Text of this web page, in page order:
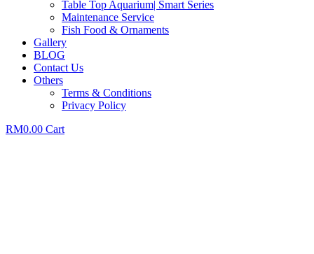
Table Top Aquarium| Smart Series
Maintenance Service
Fish Food & Ornaments
Gallery
BLOG
Contact Us
Others
Terms & Conditions
Privacy Policy
RM0.00 Cart